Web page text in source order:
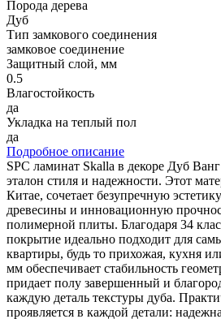
Порода дерева
Дуб
Тип замкового соединения
замковое соединение
Защитный слой, мм
0.5
Влагостойкость
да
Укладка на теплый пол
да
Подробное описание
SPC ламинат Skalla в декоре Дуб
эталон стиля и надежности. Этот
Китае, сочетает безупречную
древесины и инновационную
полимерной плиты. Благодаря 34
покрытие идеально подходит для
квартиры, будь то прихожая, кухня
мм обеспечивает стабильность
придает полу завершенный и
каждую деталь текстуры дуба.
проявляется в каждой детали: